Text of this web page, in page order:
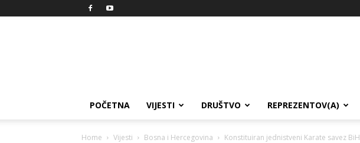
POČETNA VIJESTI DRUŠTVO REPREZENTOV(A)
Home Vijesti Bosna i Hercegovina Konstituiran jednistveni Karate savez BiH